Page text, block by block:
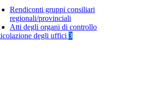
Rendiconti gruppi consiliari
regionali/provinciali
Atti degli organi di controllo
degli uffici 3